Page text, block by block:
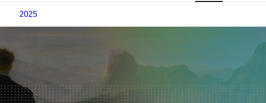
2025